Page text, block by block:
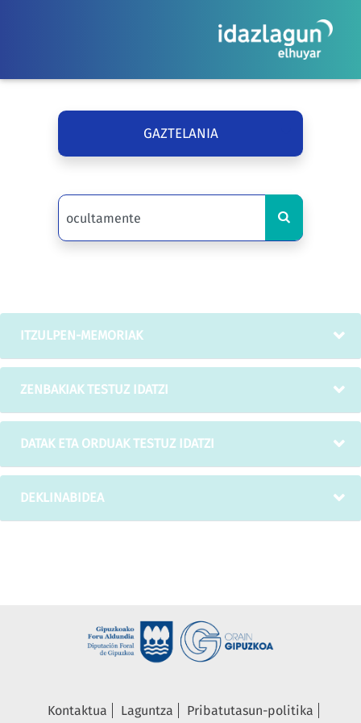
GAZTELANIA
ITZULPEN-MEMORIAK
ZENBAKIAK TESTUZ IDATZI
DATAK ETA ORDUAK TESTUZ IDATZI
DEKLINABIDEA
Kontaktua Laguntza
Pribatutasun-politika